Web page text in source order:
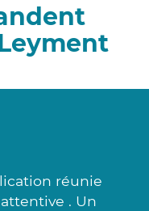
réunie
. Un